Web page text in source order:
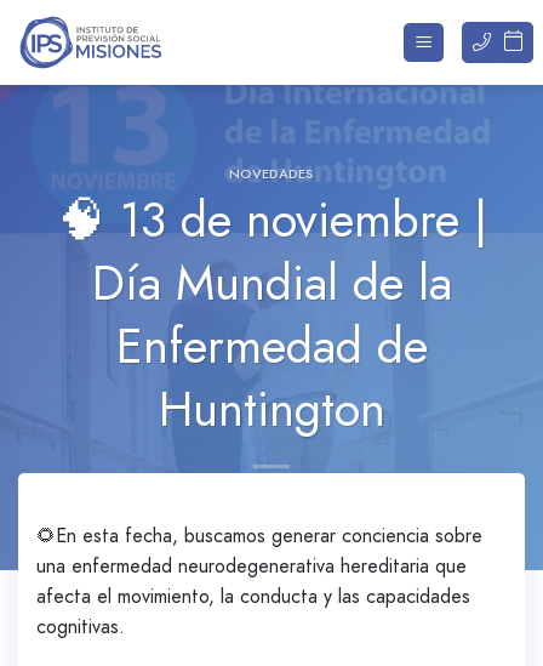
Saltar
contenido
NOVEDADES
🧠 13 de noviembre |
Día Mundial de la
Enfermedad de
Huntington
🌻En esta fecha, buscamos generar conciencia sobre
una enfermedad neurodegenerativa hereditaria que
afecta el movimiento, la conducta y las capacidades
cognitivas.